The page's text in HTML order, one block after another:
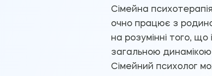
Сімейна
очно працює з
на розумінні того, що
загальною динамікою
Сімейний психолог